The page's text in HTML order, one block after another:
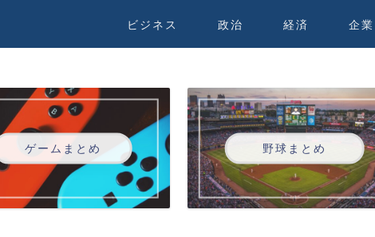
ビジネス 政治 経済 企業
ゲームまとめ 野球まとめ